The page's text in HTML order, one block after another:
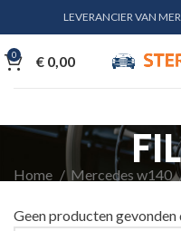
LEVERANCIER VAN
0 € 0,00
Home Mercedes w140
Geen producten